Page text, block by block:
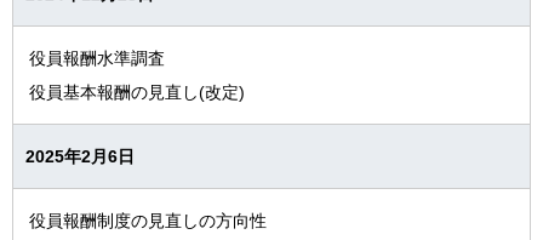
役員報酬水準調査
役員基本報酬の見直し(改定)
2025年2月6日
役員報酬制度の見直しの方向性